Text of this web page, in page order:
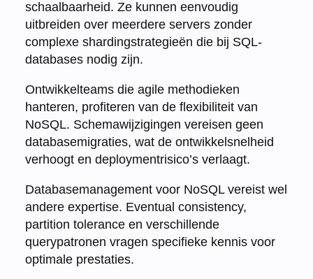
schaalbaarheid. Ze kunnen eenvoudig
uitbreiden over meerdere servers zonder
complexe shardingstrategieën die bij SQL-
databases nodig zijn.
Ontwikkelteams die agile methodieken
hanteren, profiteren van de flexibiliteit van
NoSQL. Schemawijzigingen vereisen geen
databasemigraties, wat de ontwikkelsnelheid
verhoogt en deploymentrisico’s verlaagt.
Databasemanagement voor NoSQL vereist wel
andere expertise. Eventual consistency,
partition tolerance en verschillende
querypatronen vragen specifieke kennis voor
optimale prestaties.